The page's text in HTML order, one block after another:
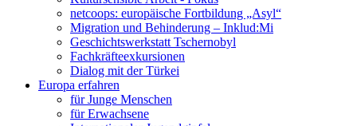
netcoops: europäische Fortbildung „Asyl“
Migration und Behinderung – Inklud:Mi
Geschichtswerkstatt Tschernobyl
Fachkräfteexkursionen
Dialog mit der Türkei
Europa erfahren
für Junge Menschen
für Erwachsene